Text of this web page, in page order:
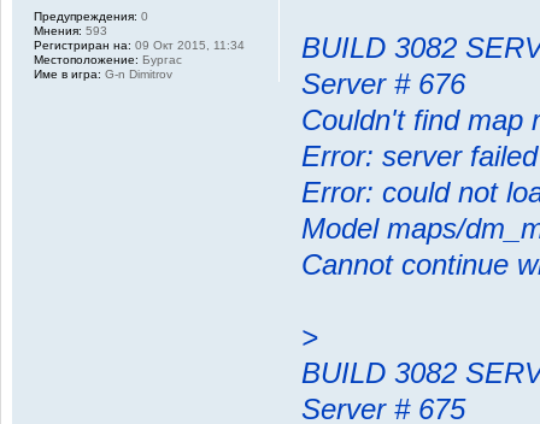
BUILD 3082
Server # 676
Couldn't find map
Error: server
Error: could not
Model maps/
Cannot continue
>
BUILD 3082
Server # 675
Предупреждения: 0
Мнения: 593
Регистриран на: 09 Окт 2015, 11:34
Местоположение: Бургас
Име в игра: G-n Dimitrov